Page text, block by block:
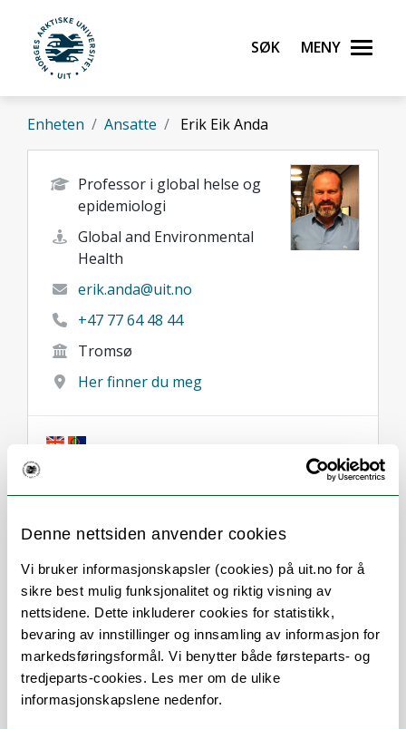
Denne nettsiden anvender cookies
Vi bruker informasjonskapsler (cookies) på uit.no for å
sikre best mulig funksjonalitet og riktig visning av
nettsidene. Dette inkluderer cookies for statistikk,
bevaring av innstillinger og innsamling av informasjon for
markedsføringsformål. Vi benytter både førsteparts- og
tredjeparts-cookies. Les mer om de ulike
informasjonskapslene nedenfor.
Gå til hovedinnhold
UiT Norges arktiske universitet
Søk Meny
Enheten Ansatte Erik Eik Anda
Professor i global helse og
epidemiologi
Global and Environmental
Health
erik.anda@uit.no
+47 77 64 48 44
Tromsø
Her finner du meg
Her finner du meg
Arbeidsområder